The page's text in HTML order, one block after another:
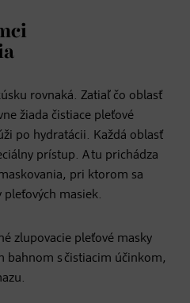
rovnaká. Zatiaľ čo oblasť
žiada čistiace pleťové
po hydratácii. Každá oblasť
prístup. A tu prichádza
pri ktorom sa
masiek.
zlupovacie pleťové masky
bahnom s čistiacim účinkom,